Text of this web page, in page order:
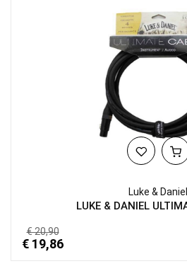
Luke & Daniel
LUKE & DANIEL
€ 20,90
€ 19,86